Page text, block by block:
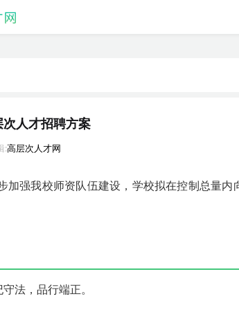
人才招聘方案
:高层次人才网
加强我校师资队伍建设，学校拟在控制总量内
法，品行端正。